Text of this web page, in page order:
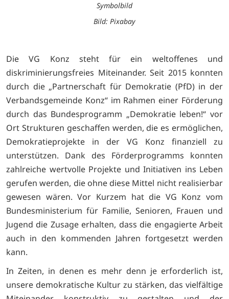
Symbolbild
Bild: Pixabay
Die VG Konz steht für ein weltoffenes und
diskriminierungsfreies Miteinander. Seit 2015 konnten
durch die „Partnerschaft für Demokratie (PfD) in der
Verbandsgemeinde Konz“ im Rahmen einer Förderung
durch das Bundesprogramm „Demokratie leben!“ vor
Ort Strukturen geschaffen werden, die es ermöglichen,
Demokratieprojekte in der VG Konz finanziell zu
unterstützen. Dank des Förderprogramms konnten
zahlreiche wertvolle Projekte und Initiativen ins Leben
gerufen werden, die ohne diese Mittel nicht realisierbar
gewesen wären. Vor Kurzem hat die VG Konz vom
Bundesministerium für Familie, Senioren, Frauen und
Jugend die Zusage erhalten, dass die engagierte Arbeit
auch in den kommenden Jahren fortgesetzt werden
kann.
In Zeiten, in denen es mehr denn je erforderlich ist,
unsere demokratische Kultur zu stärken, das vielfältige